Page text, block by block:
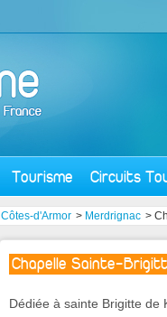
Tourisme Circuits
Côtes-d'Armor > Merdrignac >
Chapelle Sainte-
Dédiée à sainte Brigitte de